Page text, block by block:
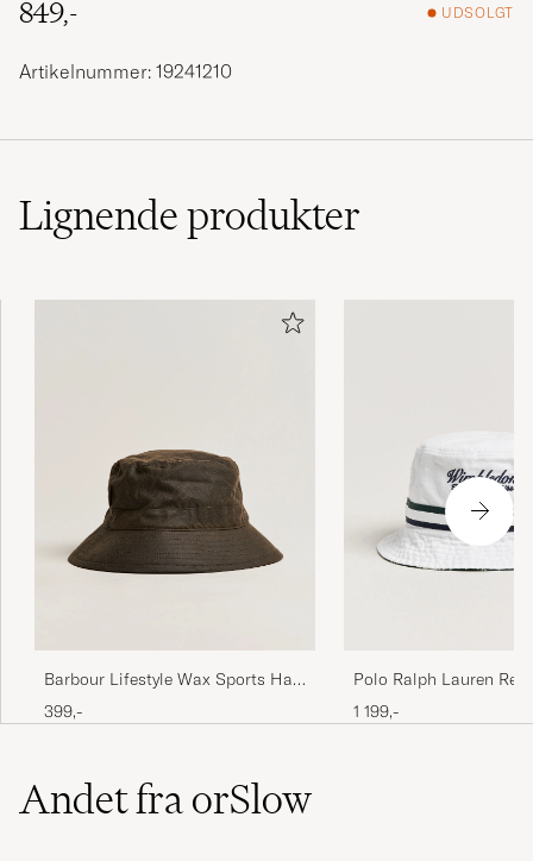
849,-
UDSOLGT
Artikelnummer: 19241210
Lignendeprodukter
Barbour Lifestyle Wax Sports Hat
Olive
399,-
Polo Ralph Lauren
Bucket Hat
1 199,-
Andet fra orSlow